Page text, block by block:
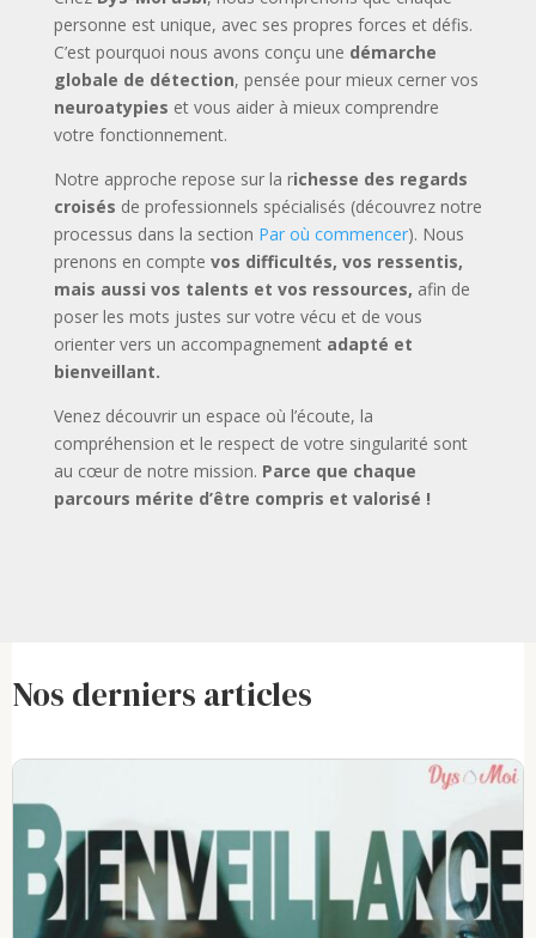
personne est unique, avec ses propres forces et défis.
C’est pourquoi nous avons conçu une démarche
globale de détection, pensée pour mieux cerner vos
neuroatypies et vous aider à mieux comprendre
votre fonctionnement.
Notre approche repose sur la richesse des regards
croisés de professionnels spécialisés (découvrez notre
processus dans la section Par où commencer). Nous
prenons en compte vos difficultés, vos ressentis,
mais aussi vos talents et vos ressources, afin de
poser les mots justes sur votre vécu et de vous
orienter vers un accompagnement adapté et
bienveillant.
Venez découvrir un espace où l’écoute, la
compréhension et le respect de votre singularité sont
au cœur de notre mission. Parce que chaque
parcours mérite d’être compris et valorisé !
Nos derniers articles